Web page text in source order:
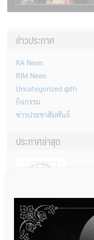
ข่าวประกาศ
RA News
RIM News
Uncategorized @th
กิจกรรม
ข่าวประชาสัมพันธ์
ประกาศล่าสุด
THAIMED นำส่งรายการให
ราคารายการอวัยวะเทียมแ
รายการ
31 กรกฎาคม 2026